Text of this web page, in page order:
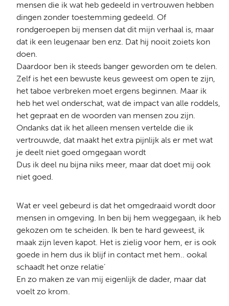
mensen die ik wat heb gedeeld in vertrouwen hebben
dingen zonder toestemming gedeeld. Of
rondgeroepen bij mensen dat dit mijn verhaal is, maar
dat ik een leugenaar ben enz. Dat hij nooit zoiets kon
doen.
Daardoor ben ik steeds banger geworden om te delen.
Zelf is het een bewuste keus geweest om open te zijn,
het taboe verbreken moet ergens beginnen. Maar ik
heb het wel onderschat, wat de impact van alle roddels,
het gepraat en de woorden van mensen zou zijn.
Ondanks dat ik het alleen mensen vertelde die ik
vertrouwde, dat maakt het extra pijnlijk als er met wat
je deelt niet goed omgegaan wordt
Dus ik deel nu bijna niks meer, maar dat doet mij ook
niet goed.
Wat er veel gebeurd is dat het omgedraaid wordt door
mensen in omgeving. In ben bij hem weggegaan, ik heb
gekozen om te scheiden. Ik ben te hard geweest, ik
maak zijn leven kapot. Het is zielig voor hem, er is ook
goede in hem dus ik blijf in contact met hem.. ookal
schaadt het onze relatie’
En zo maken ze van mij eigenlijk de dader, maar dat
voelt zo krom.